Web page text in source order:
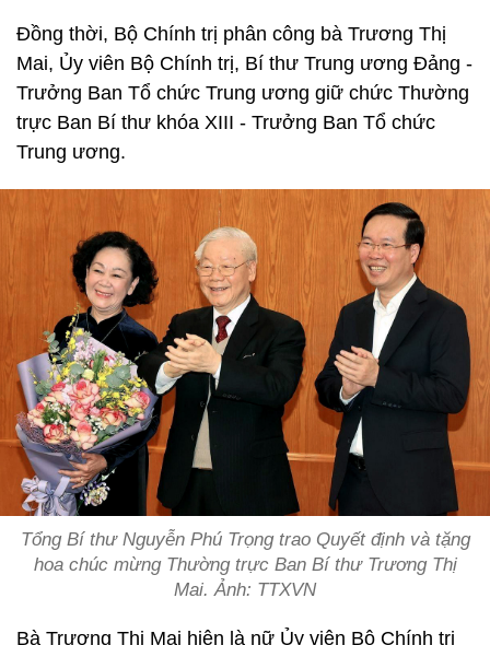
Đồng thời, Bộ Chính trị phân công bà Trương Thị
Mai, Ủy viên Bộ Chính trị, Bí thư Trung ương Đảng -
Trưởng Ban Tổ chức Trung ương giữ chức Thường
trực Ban Bí thư khóa XIII - Trưởng Ban Tổ chức
Trung ương.
Tổng Bí thư Nguyễn Phú Trọng trao Quyết định và tặng
hoa chúc mừng Thường trực Ban Bí thư Trương Thị
Mai. Ảnh: TTXVN
Bà Trương Thị Mai hiện là nữ Ủy viên Bộ Chính trị